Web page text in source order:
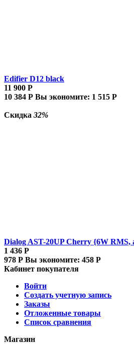
Edifier D12 black
11 900 Р
10 384 Р Вы экономите: 1 515 Р
Скидка 32%
Dialog AST-20UP Cherry {6W RMS,
1 436 Р
978 Р Вы экономите: 458 Р
Кабинет покупателя
Войти
Создать учетную запись
Заказы
Отложенные товары
Список сравнения
Магазин